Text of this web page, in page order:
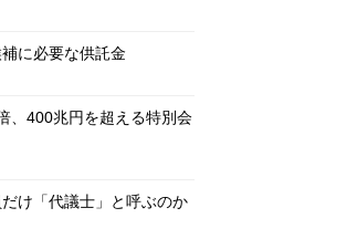
に必要な供託金
、400兆円を超える特別会
け「代議士」と呼ぶのか